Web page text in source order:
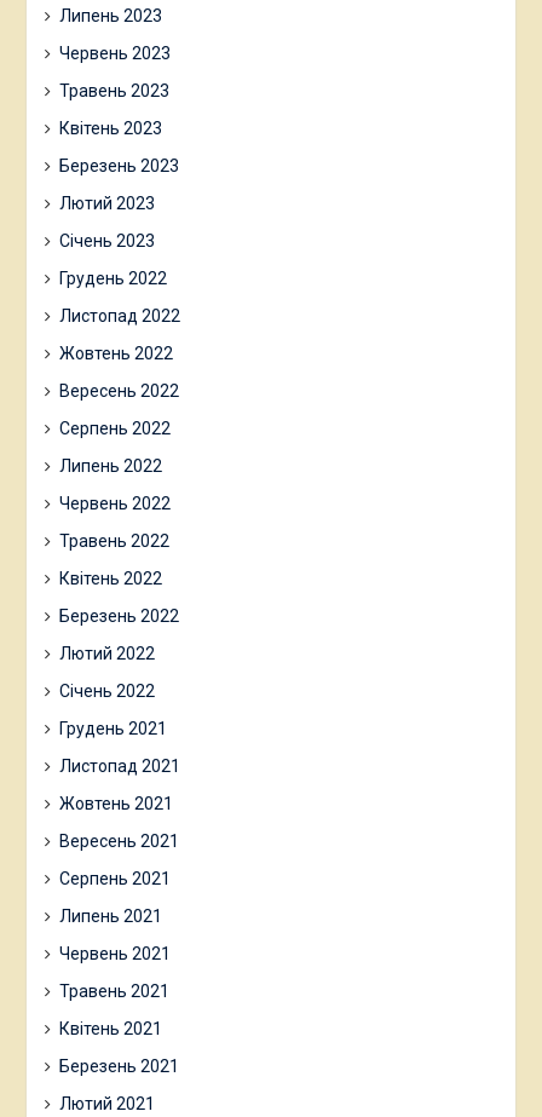
Липень 2023
Червень 2023
Травень 2023
Квітень 2023
Березень 2023
Лютий 2023
Січень 2023
Грудень 2022
Листопад 2022
Жовтень 2022
Вересень 2022
Серпень 2022
Липень 2022
Червень 2022
Травень 2022
Квітень 2022
Березень 2022
Лютий 2022
Січень 2022
Грудень 2021
Листопад 2021
Жовтень 2021
Вересень 2021
Серпень 2021
Липень 2021
Червень 2021
Травень 2021
Квітень 2021
Березень 2021
Лютий 2021